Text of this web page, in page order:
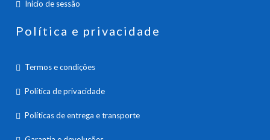
Inicio de sessão
Política e privacidade
Termos e condições
Política de privacidade
Políticas de entrega e transporte